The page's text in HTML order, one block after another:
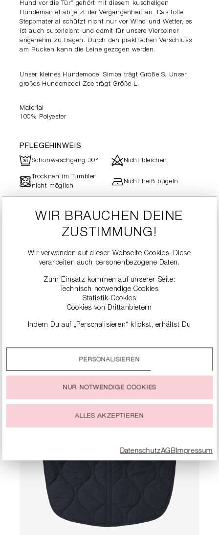
Hund vor die Tür“ gehört mit diesem kuscheligen
Hundemantel ab jetzt der Vergangenheit an. Das tolle
Steppmaterial schützt nicht nur vor Wind und Wetter, es
ist auch superleicht und damit für unsere Vierbeiner
angenehm zu tragen. Durch den praktischen Verschluss
am Rücken kann die Leine gezogen werden.
Unser kleines Hundemodel Simba trägt Größe S. Unser
großes Hundemodel Zoe trägt Größe L.
Material
100% Polyester
PFLEGEHINWEIS
RSchonwaschgang 30° d Nicht bleichen
- Trocknen im Tumbler
nicht möglich
h Nicht heiß bügeln
Textilpflege
ÄHNLICHE
WIR BRAUCHEN DEINE
ZUSTIMMUNG!
Wir verwenden auf dieser Webseite Cookies. Diese
verarbeiten auch personenbezogene Daten.
Zum Einsatz kommen auf unserer Seite:
Technisch notwendige Cookies
Statistik-Cookies
Cookies von Drittanbietern
Indem Du auf „Personalisieren“ klickst, erhältst Du
Durch einen Klick auf das Auswahlfeld „Alle akzeptieren“
stimmst Du der Verwendung aller Cookies zu, die unter
jeder Zeit ändern oder widerrufen.
PERSONALISIEREN
NUR NOTWENDIGE COOKIES
ALLES AKZEPTIEREN
DatenschutzAGBImpressum